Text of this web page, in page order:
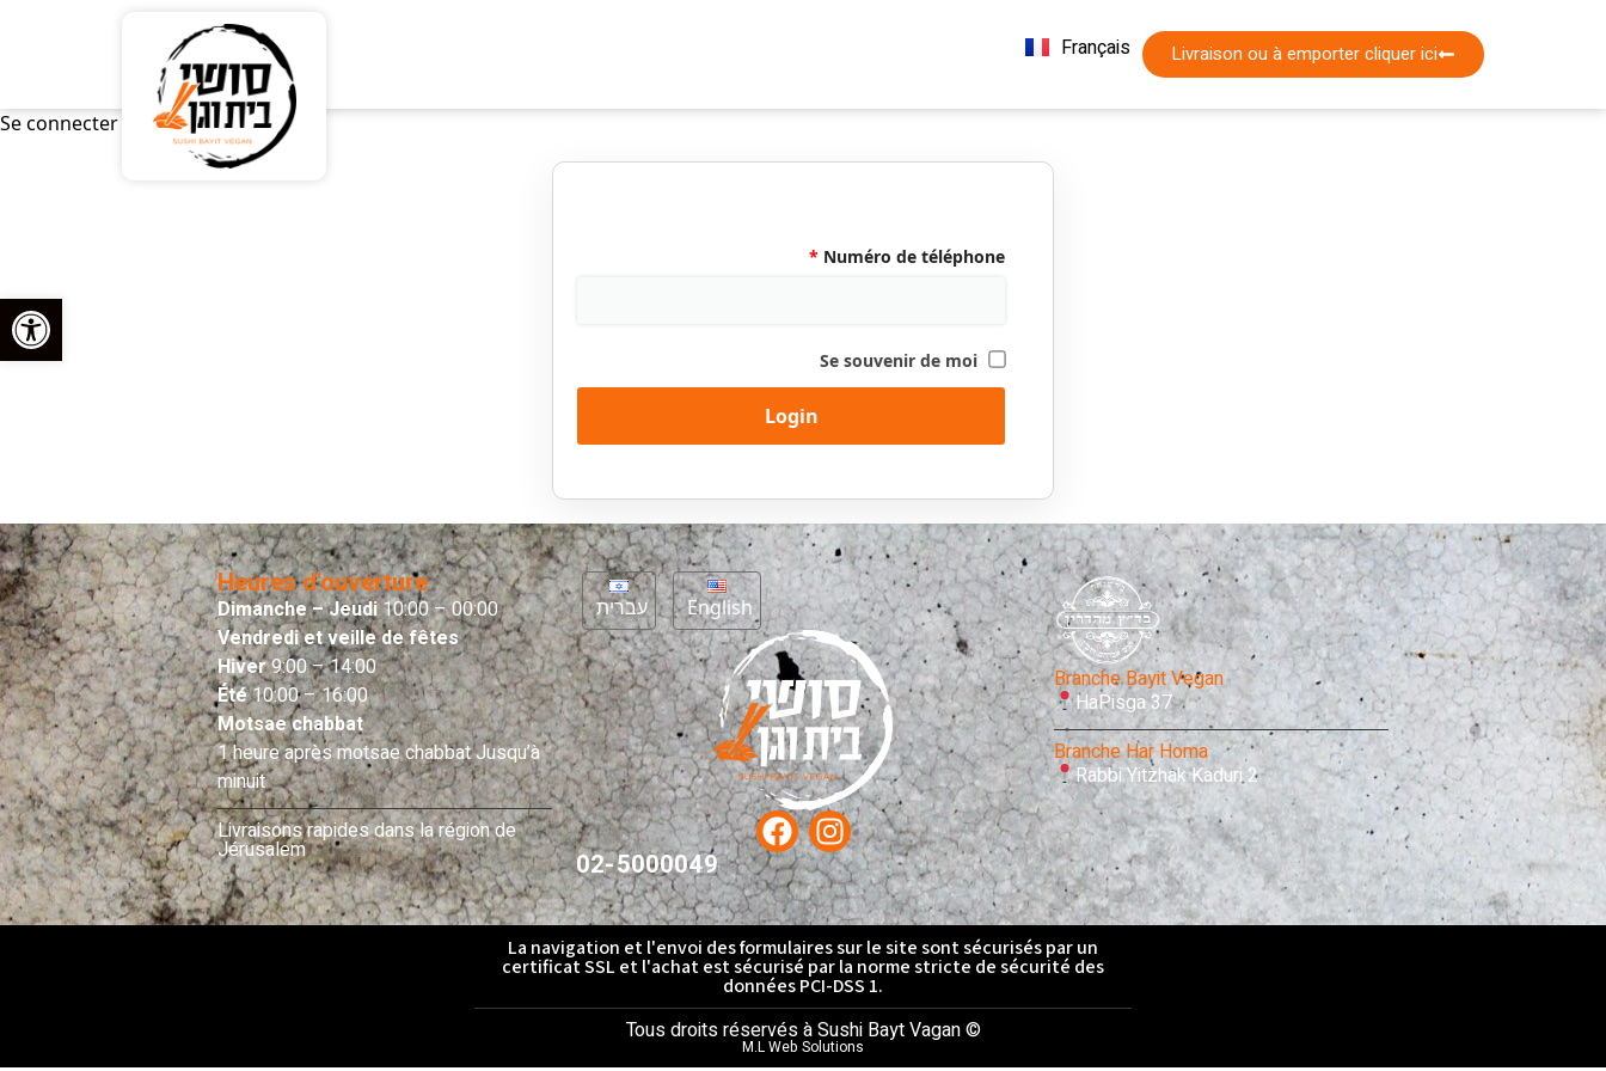
Ouvrir la barre d’outils
Livraison ou à emporter cliquer ici
Français
English
Se connecter
Numéro de téléphone
*
Se souvenir de moi
Login
Heures d'ouverture
Dimanche – Jeudi10:00 – 00:00
Vendredi et veille de fêtes
Hiver9:00 – 14:00
Été10:00 – 16:00
Motsae chabbat
1 heure après motsae chabbat Jusqu’à
minuit
Livraisons rapides dans la région de
Jérusalem
עברית English
02-5000049
Branche Bayit Vegan
HaPisga 37
Branche Har Homa
Rabbi Yitzhak Kaduri 2
La navigation et l'envoi des formulaires sur le site sont sécurisés par un
certificat SSL et l'achat est sécurisé par la norme stricte de sécurité des
données PCI-DSS 1.
Tous droits réservés à Sushi Bayt Vagan ©
M.L Web Solutions